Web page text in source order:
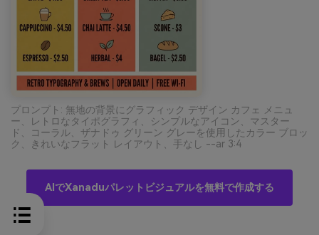
プロンプト: 無地の背景にグラフィック デザイン カフェ メニュ
ー、レトロなタイポグラフィ、シンプルなアイコン、マスター
ド、コーラル、ザナドゥ グリーン グレーを使用したカラー ブロッ
ク、きれいなフラット レイアウト、手なし --ar 3:4
AIでXanaduパレットビジュアルを無料で作成する